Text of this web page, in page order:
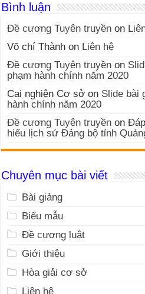
Bình luận
Đề cương Tuyên truyền on
Võ chí Thành on Liên hệ
Đề cương Tuyên truyền on
phạm hành chính năm 2020
Cai nghiện Cơ sở on Slide bài
hành chính năm 2020
Đề cương Tuyên truyền on
hiểu lịch sử Đảng bộ tỉnh
Chuyên mục bài viết
Bài giảng
Biểu mẫu
Đề cương luật
Giới thiệu
Hòa giải cơ sở
Liên hệ